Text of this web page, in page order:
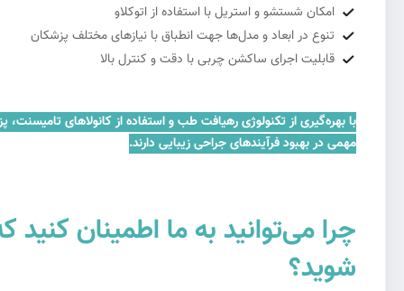
امکان شستشو و استریل با استفاده از اتوکلاو
تنوع در ابعاد و مدل‌ها جهت انطباق با نیازهای مختلف پزشکان
قابلیت اجرای ساکشن چربی با دقت و کنترل بالا
با بهره‌گیری از تکنولوژی رهیافت طب و استفاده از کانولاهای تامیسنت،
مهمی در بهبود فرآیندهای جراحی زیبایی دارند.
شوید؟